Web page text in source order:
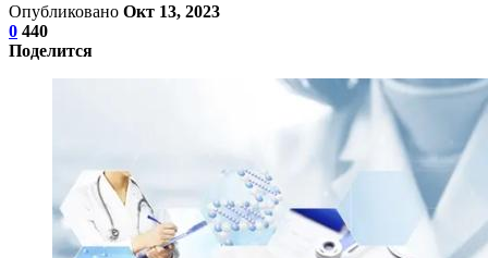
Опубликовано Окт 13, 2023
0 440
Поделится